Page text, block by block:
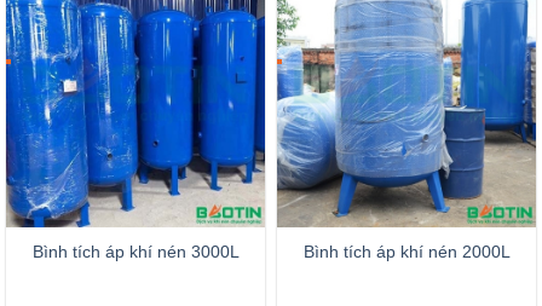
Bình tích áp khí nén 3000L Bình tích áp khí nén 2000L